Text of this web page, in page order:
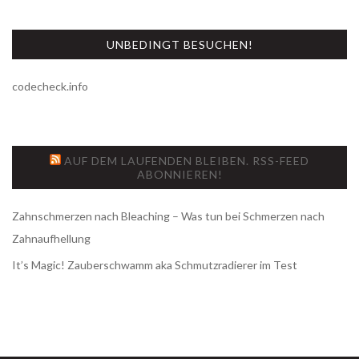
UNBEDINGT BESUCHEN!
codecheck.info
AUF DEM LAUFENDEN BLEIBEN. RSS-FEED
ABONNIEREN!
Zahnschmerzen nach Bleaching – Was tun bei Schmerzen nach
Zahnaufhellung
It’s Magic! Zauberschwamm aka Schmutzradierer im Test